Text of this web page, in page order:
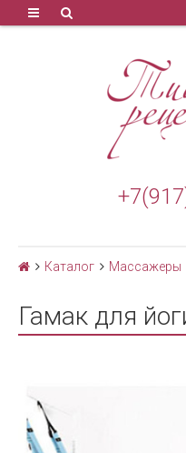
Каталог Массажеры
Гамак для